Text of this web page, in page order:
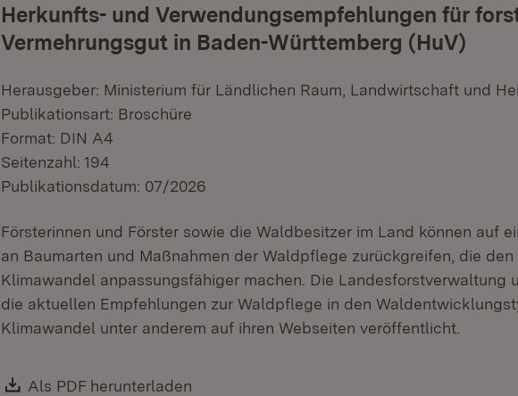
Herkunfts- und Verwendungsempfehlungen für
Vermehrungsgut in Baden-Württemberg (HuV)
Herausgeber: Ministerium für Ländlichen Raum, Landwirtschaft und
Publikationsart: Broschüre
Format: DIN A4
Seitenzahl: 194
Publikationsdatum: 07/2026
Försterinnen und Förster sowie die Waldbesitzer im Land können auf
an Baumarten und Maßnahmen der Waldpflege zurückgreifen, die den
Klimawandel anpassungsfähiger machen. Die Landesforstverwaltung
die aktuellen Empfehlungen zur Waldpflege in den
Klimawandel unter anderem auf ihren Webseiten veröffentlicht.
Download:
Als PDF herunterladen